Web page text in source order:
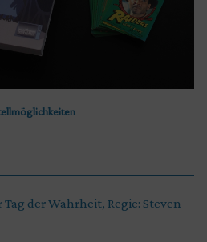
der Wahrheit, Regie: Steven